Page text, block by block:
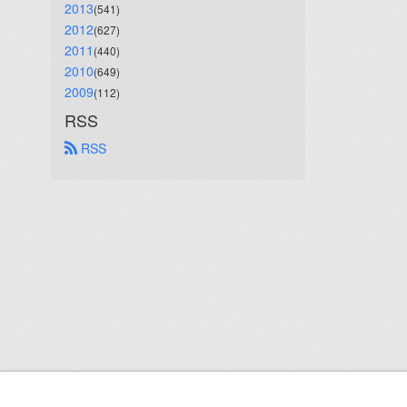
2013(541)
2012(627)
2011 (440)
2010(649)
2009(112)
RSS
RSS